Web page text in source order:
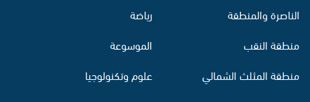
الناصرة والمنطقة
منطقة النقب
منطقة المثلث الشمالي
رياضة
الموسوعة
علوم وتكنولوجيا